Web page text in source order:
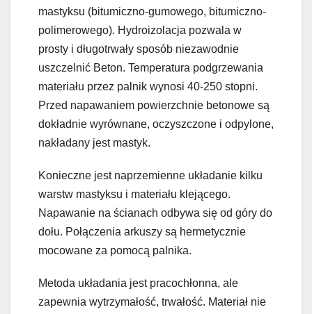
mastyksu (bitumiczno-gumowego, bitumiczno-
polimerowego). Hydroizolacja pozwala w
prosty i długotrwały sposób niezawodnie
uszczelnić Beton. Temperatura podgrzewania
materiału przez palnik wynosi 40-250 stopni.
Przed napawaniem powierzchnie betonowe są
dokładnie wyrównane, oczyszczone i odpylone,
nakładany jest mastyk.
Konieczne jest naprzemienne układanie kilku
warstw mastyksu i materiału klejącego.
Napawanie na ścianach odbywa się od góry do
dołu. Połączenia arkuszy są hermetycznie
mocowane za pomocą palnika.
Metoda układania jest pracochłonna, ale
zapewnia wytrzymałość, trwałość. Materiał nie